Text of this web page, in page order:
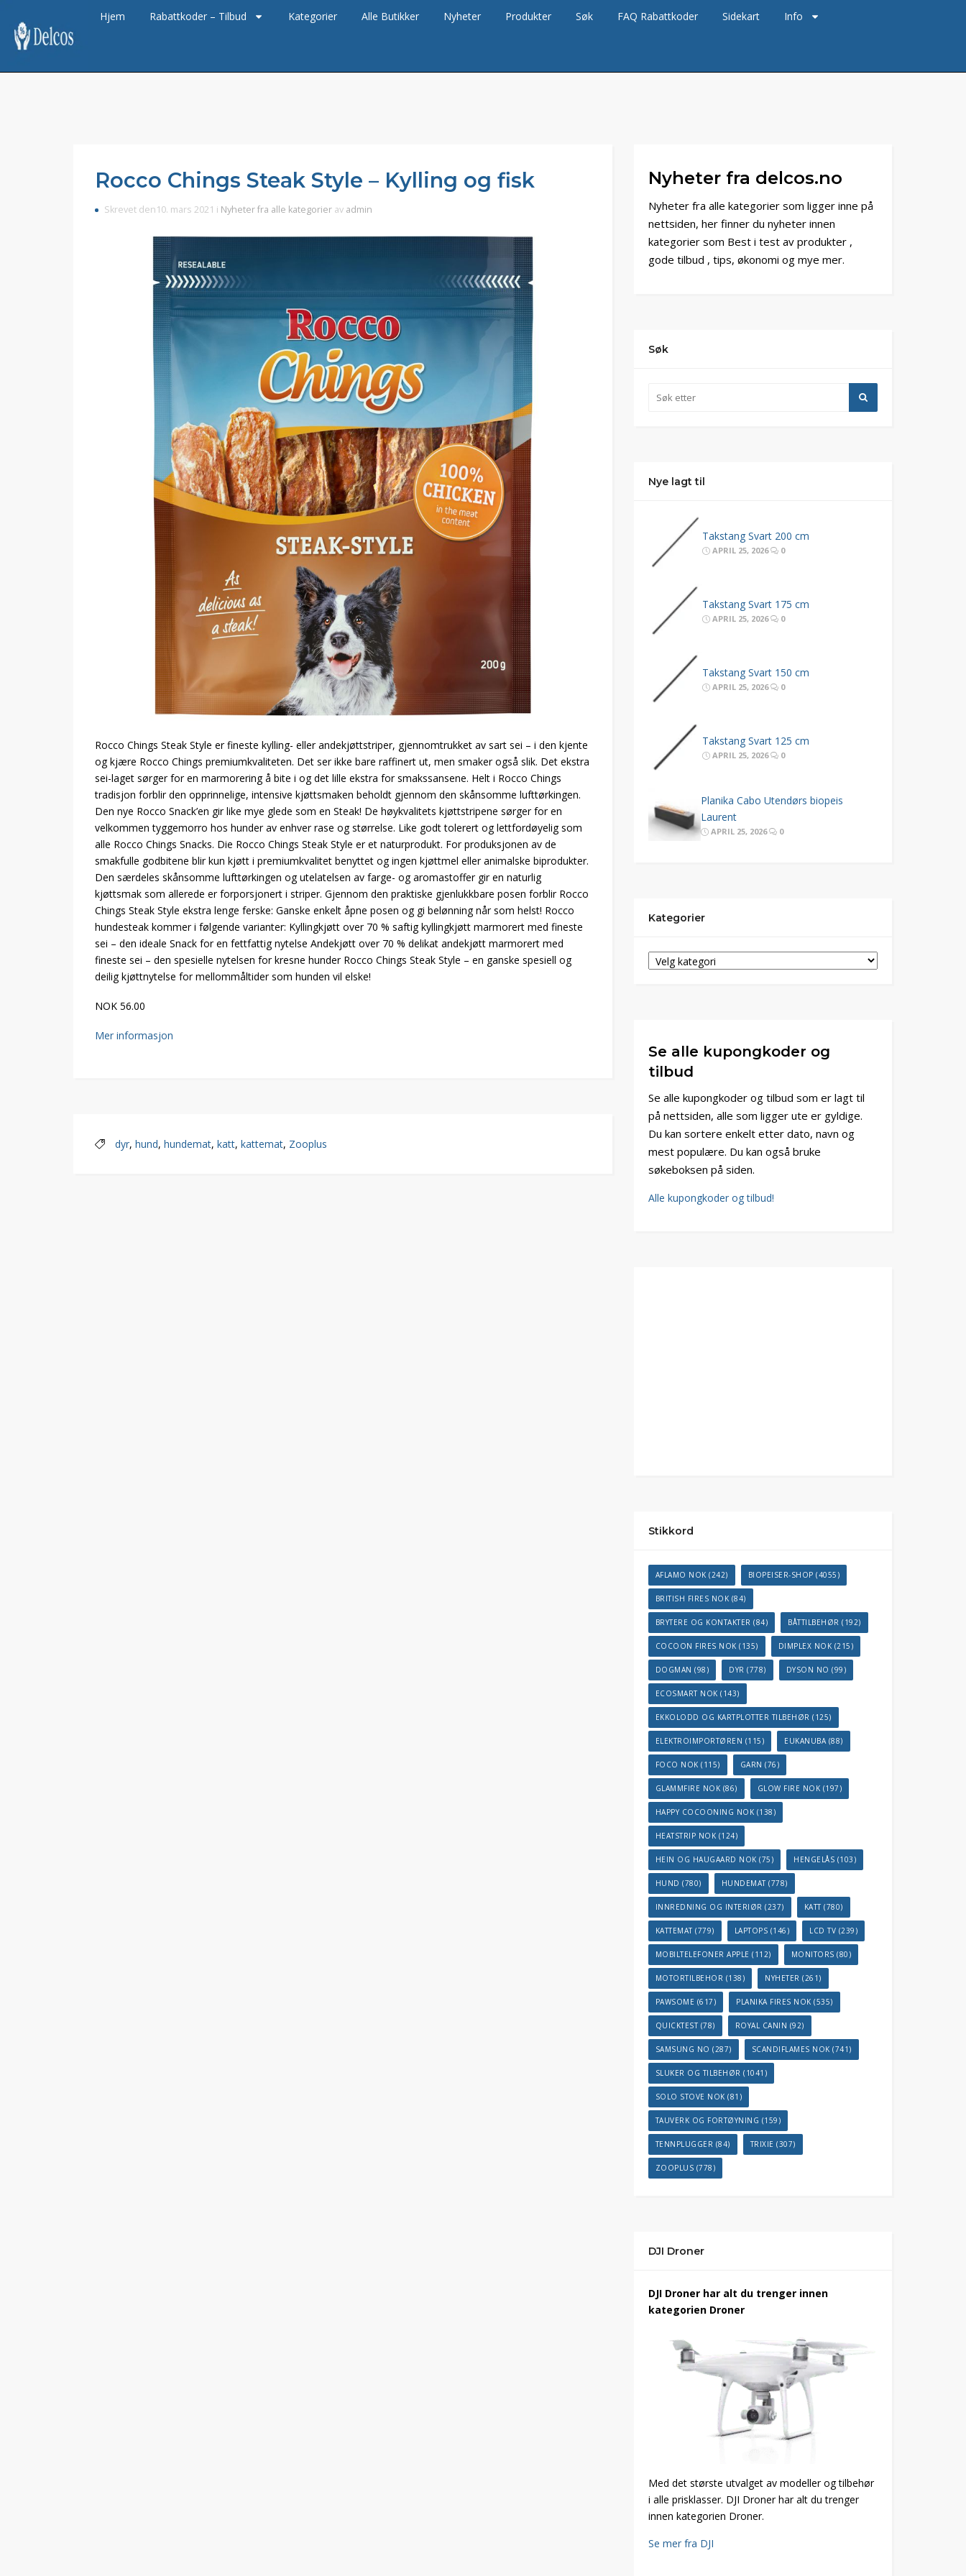
Hjem Rabattkoder – Tilbud Kategorier Alle Butikker Nyheter Produkter Søk FAQ Rabattkoder Sidekart Info
Rocco Chings Steak Style – Kylling og fisk
Skrevet den10. mars 2021 i Nyheter fra alle kategorier av admin
Rocco Chings Steak Style er fineste kylling- eller andekjøttstriper, gjennomtrukket av sart sei – i den kjente
og kjære Rocco Chings premiumkvaliteten. Det ser ikke bare raffinert ut, men smaker også slik. Det ekstra
sei-laget sørger for en marmorering å bite i og det lille ekstra for smakssansene. Helt i Rocco Chings
tradisjon forblir den opprinnelige, intensive kjøttsmaken beholdt gjennom den skånsomme lufttørkingen.
Den nye Rocco Snack’en gir like mye glede som en Steak! De høykvalitets kjøttstripene sørger for en
velkommen tyggemorro hos hunder av enhver rase og størrelse. Like godt tolerert og lettfordøyelig som
alle Rocco Chings Snacks. Die Rocco Chings Steak Style er et naturprodukt. For produksjonen av de
smakfulle godbitene blir kun kjøtt i premiumkvalitet benyttet og ingen kjøttmel eller animalske biprodukter.
Den særdeles skånsomme lufttørkingen og utelatelsen av farge- og aromastoffer gir en naturlig
kjøttsmak som allerede er forporsjonert i striper. Gjennom den praktiske gjenlukkbare posen forblir Rocco
Chings Steak Style ekstra lenge ferske: Ganske enkelt åpne posen og gi belønning når som helst! Rocco
hundesteak kommer i følgende varianter: Kyllingkjøtt over 70 % saftig kyllingkjøtt marmorert med fineste
sei – den ideale Snack for en fettfattig nytelse Andekjøtt over 70 % delikat andekjøtt marmorert med
fineste sei – den spesielle nytelsen for kresne hunder Rocco Chings Steak Style – en ganske spesiell og
deilig kjøttnytelse for mellommåltider som hunden vil elske!
NOK 56.00
Mer informasjon
dyr, hund, hundemat, katt, kattemat, Zooplus
Nyheter fra delcos.no
Nyheter fra alle kategorier som ligger inne på
nettsiden, her finner du nyheter innen
kategorier som Best i test av produkter ,
gode tilbud , tips, økonomi og mye mer.
Søk
Nye lagt til
Takstang Svart 200 cm
APRIL 25, 2026 0
Takstang Svart 175 cm
APRIL 25, 2026 0
Takstang Svart 150 cm
APRIL 25, 2026 0
Takstang Svart 125 cm
APRIL 25, 2026 0
Planika Cabo Utendørs biopeis
Laurent
APRIL 25, 2026 0
Kategorier
Se alle kupongkoder og
tilbud
Se alle kupongkoder og tilbud som er lagt til
på nettsiden, alle som ligger ute er gyldige.
Du kan sortere enkelt etter dato, navn og
mest populære. Du kan også bruke
søkeboksen på siden.
Alle kupongkoder og tilbud!
Stikkord
AFLAMO NOK (242) BIOPEISER-SHOP (4055)
BRITISH FIRES NOK (84)
BRYTERE OG KONTAKTER (84) BÅTTILBEHØR (192)
COCOON FIRES NOK (135) DIMPLEX NOK (215)
DOGMAN (98) DYR (778) DYSON NO (99)
ECOSMART NOK (143)
EKKOLODD OG KARTPLOTTER TILBEHØR (125)
ELEKTROIMPORTØREN (115) EUKANUBA(88)
FOCO NOK (115) GARN (76)
GLAMMFIRE NOK (86) GLOW FIRE NOK (197)
HAPPY COCOONING NOK (138)
HEATSTRIP NOK (124)
HEIN OG HAUGAARD NOK (75) HENGELÅS (103)
HUND (780) HUNDEMAT(778)
INNREDNING OG INTERIØR (237) KATT(780)
KATTEMAT(779) LAPTOPS (146) LCD TV (239)
MOBILTELEFONER APPLE (112) MONITORS (80)
MOTORTILBEHOR (138) NYHETER (261)
PAWSOME (617) PLANIKA FIRES NOK (535)
QUICKTEST(78) ROYAL CANIN (92)
SAMSUNG NO (287) SCANDIFLAMES NOK (741)
SLUKER OG TILBEHØR (1041)
SOLO STOVE NOK (81)
TAUVERK OG FORTØYNING (159)
TENNPLUGGER (84) TRIXIE (307)
ZOOPLUS (778)
DJI Droner
DJI Droner har alt du trenger innen
kategorien Droner
Med det største utvalget av modeller og tilbehør
i alle prisklasser. DJI Droner har alt du trenger
innen kategorien Droner.
Se mer fra DJI